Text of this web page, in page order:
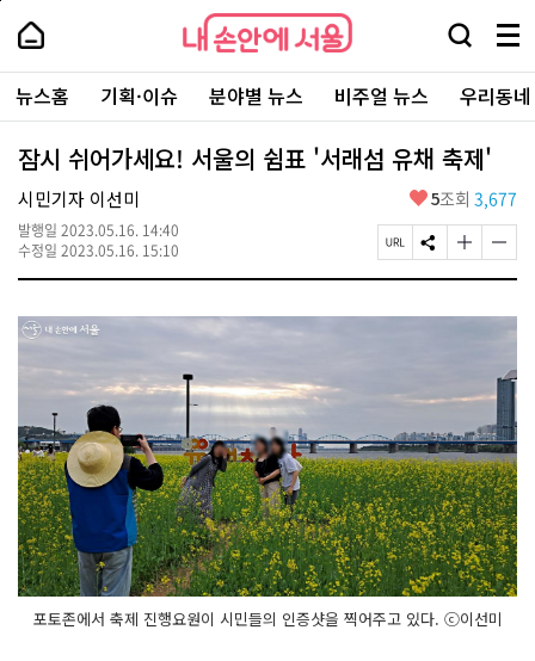
본
로
가
내
손
안
에
서
울
-
서
울
시
대
표
소
포
털
내
손
에
울
검
창
열
기
메
뉴
전
체
보
주
요
서
뉴스홈 기획·이슈 분야별 뉴스 비주얼 뉴스 우리동
잠시 쉬어가세요! 서울의 쉼표 '서래섬 유채 축제'
시민기자 이선미
발행일 2023.05.16. 14:40
수정일 2023.05.16. 15:10
좋
요
5조회 3,677
페
이
U
사
S
N
공
글
자
기
경
기
글
자
기
작
변
경
하
기
포토존에서 축제 진행요원이 시민들의 인증샷을 찍어주고 있다. ⓒ이선미
페
상
단
로